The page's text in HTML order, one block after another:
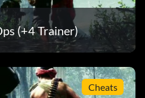
(+4 Trainer)
Cheats